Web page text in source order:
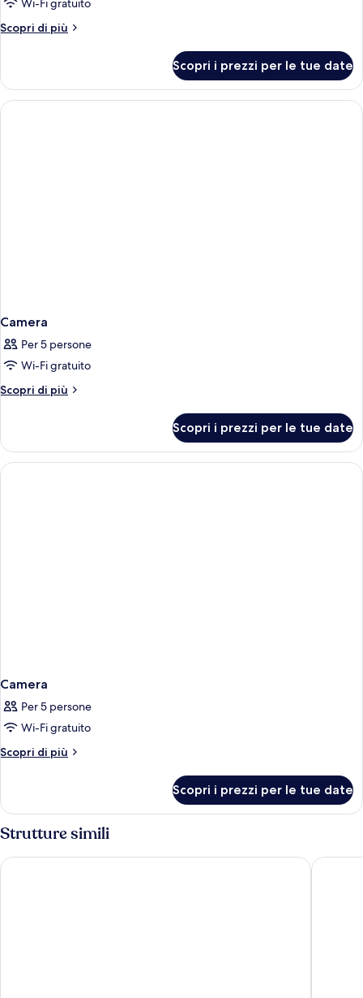
Wi-Fi gratuito
Scopri di più
Altri
Scopri i prezzi per le tue date
Camera
Per 5 persone
Wi-Fi gratuito
Scopri di più
Altri
Scopri i prezzi per le tue date
Camera
Per 5 persone
Wi-Fi gratuito
Scopri di più
Altri
Scopri i prezzi per le tue date
Strutture simili
a&o Berlin Friedrichshain B&B